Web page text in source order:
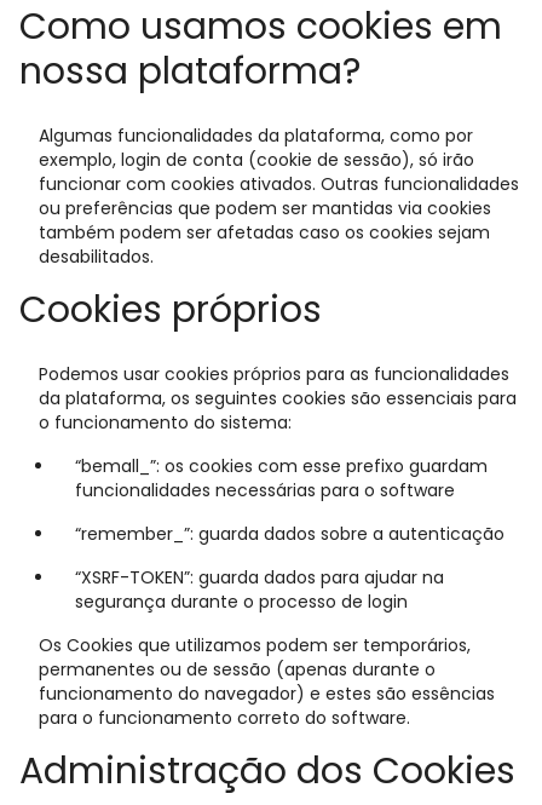
Como usamos cookies em
nossa plataforma?
Algumas funcionalidades da plataforma, como por
exemplo, login de conta (cookie de sessão), só irão
funcionar com cookies ativados. Outras funcionalidades
ou preferências que podem ser mantidas via cookies
também podem ser afetadas caso os cookies sejam
desabilitados.
Cookies próprios
Podemos usar cookies próprios para as funcionalidades
da plataforma, os seguintes cookies são essenciais para
o funcionamento do sistema:
“bemall_”: os cookies com esse prefixo guardam
funcionalidades necessárias para o software
“remember_”: guarda dados sobre a autenticação
“XSRF-TOKEN”: guarda dados para ajudar na
segurança durante o processo de login
Os Cookies que utilizamos podem ser temporários,
permanentes ou de sessão (apenas durante o
funcionamento do navegador) e estes são essências
para o funcionamento correto do software.
Administração dos Cookies